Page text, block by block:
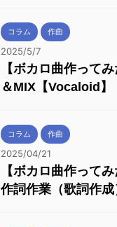
コラム 作曲
2025/5/7
【ボカロ曲作って
＆MIX【Vocaloid】
コラム 作曲
2025/04/21
【ボカロ曲作って
作詞作業（歌詞作成